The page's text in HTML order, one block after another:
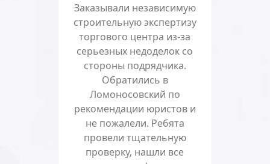
Заказывали независимую
строительную экспертизу
торгового центра из-за
серьезных недоделок со
стороны подрядчика.
Обратились в
Ломоносовский по
рекомендации юристов и
не пожалели. Ребята
провели тщательную
проверку, нашли все